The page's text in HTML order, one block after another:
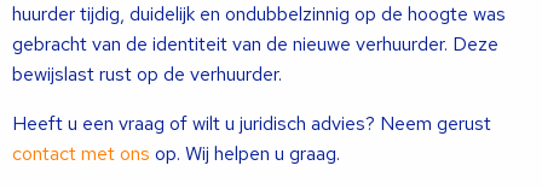
huurder tijdig, duidelijk en ondubbelzinnig op de hoogte was
gebracht van de identiteit van de nieuwe verhuurder. Deze
bewijslast rust op de verhuurder.
Heeft u een vraag of wilt u juridisch advies? Neem gerust
contact met ons op. Wij helpen u graag.